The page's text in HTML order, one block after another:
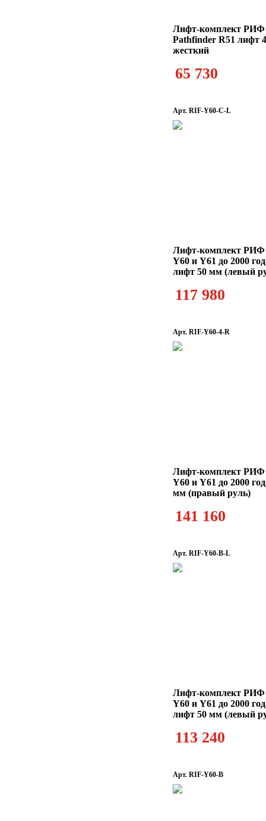
Лифт-комплект РИФ
Pathfinder R51 лифт
жесткий
65 730
Арт. RIF-Y60-C-L
Лифт-комплект РИФ
Y60 и Y61 до 2000
лифт 50 мм (левый
117 980
Арт. RIF-Y60-4-R
Лифт-комплект РИФ
Y60 и Y61 до 2000
мм (правый руль)
141 160
Арт. RIF-Y60-B-L
Лифт-комплект РИФ
Y60 и Y61 до 2000
лифт 50 мм (левый
113 240
Арт. RIF-Y60-B